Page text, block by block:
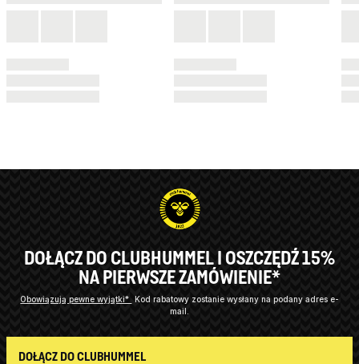
DOŁĄCZ DO CLUBHUMMEL I OSZCZĘDŹ 15%
NA PIERWSZE ZAMÓWIENIE*
Obowiązują pewne wyjątki* Kod rabatowy zostanie wysłany na podany adres e-
mail.
DOŁĄCZ DO CLUBHUMMEL